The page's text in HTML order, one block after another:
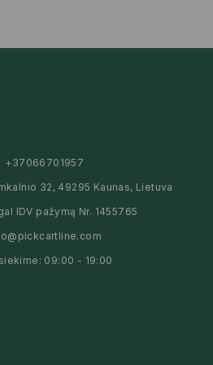
+37066701957
32, 49295 Kaunas, Lietuva
IDV pažymą Nr. 1455765
09:00 - 19:00